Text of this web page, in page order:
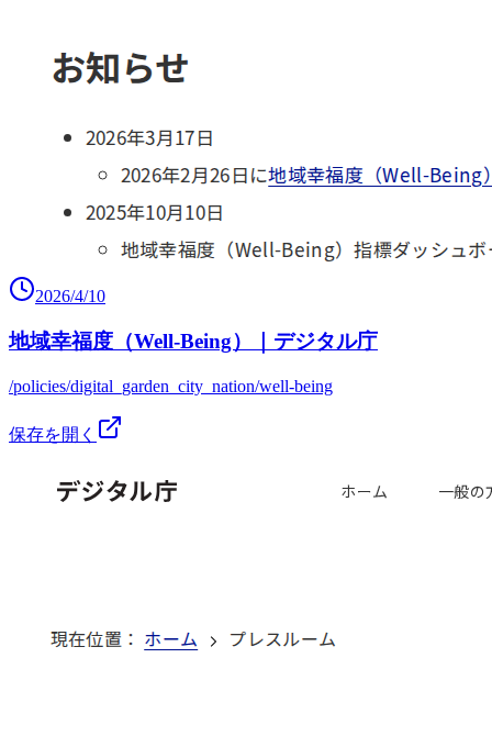
2026/4/10
地域幸福度（Well-Being）｜デジタル庁
/policies/digital_garden_city_nation/well-being
保存を開く